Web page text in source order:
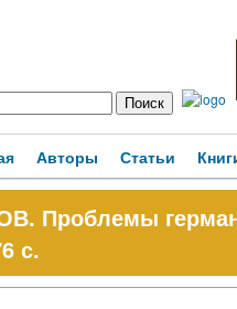
Авторы Статьи
Проблемы
с.